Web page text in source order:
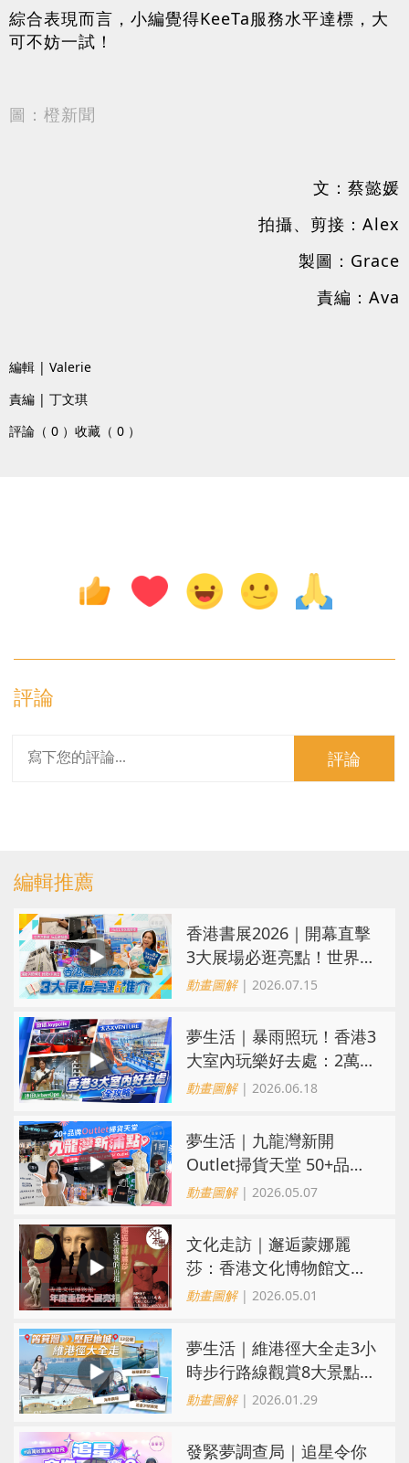
綜合表現而言，小編覺得KeeTa服務水平達標，大
可不妨一試！
圖：橙新聞
文：蔡懿媛
拍攝、剪接：Alex
製圖：Grace
責編：Ava
編輯 | Valerie
責編 | 丁文琪
評論（ 0 ） 收藏（ 0 ）
評論
評論
編輯推薦
香港書展2026｜開幕直擊
3大展場必逛亮點！世界文
藝廊互動遊戲、運動消閒
動畫圖解| 2026.07.15
夢生活｜暴雨照玩！香港3
大室內玩樂好去處：2萬呎
歷奇樂園、城寨戰場、忍
動畫圖解| 2026.06.18
夢生活｜九龍灣新開
Outlet掃貨天堂 50+品牌
低至1折！設全港唯一
場
動畫圖解| 2026.05.07
文化走訪｜邂逅蒙娜麗
莎：香港文化博物館文藝
復興主題展亮相
動畫圖解| 2026.05.01
夢生活｜維港徑大全走3小
時步行路線觀賞8大景點！
必打卡全新東岸板道玻璃
動畫圖解| 2026.01.29
發緊夢調查局｜追星令你